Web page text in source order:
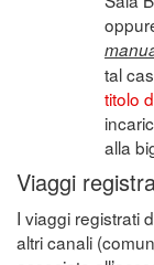
tal
titolo
alla
Viaggi
I viaggi registrati
altri canali